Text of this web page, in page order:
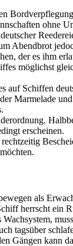
ohne
Abendbrot
der es ihm
möglichst
auf Schiffen
Marmelade
erscheinen.
als
herrscht ein
tagsüber
Gängen kann